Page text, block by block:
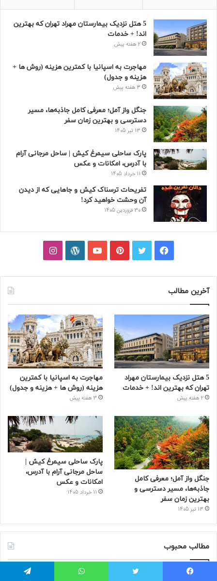
5 هتل نزدیک بیمارستان مهراد تهران که بهترین‌
اند! + خدمات
2 هفته پیش
مهاجرت به اسپانیا با کمترین هزینه (روش ها +
هزینه و جدول)
3 هفته پیش
جنگل واز آمل؛ معرفی کامل جاذبه‌ها، مسیر
دسترسی و بهترین زمان سفر
13 تیر 1405
پارک ساحلی سیمرغ کیش | ساحل مرجانی آرام
با آدرس، امکانات و عکس
11 خرداد 1405
تفریحات ترسناک کیش و جاهایی که از دیدن
آن وحشت خواهید کرد!
30 فروردین 1405
فیسبوکتوییترپینتریستیوتیوبوردپرساینستاگرام
آخرین مطالب
5 هتل نزدیک بیمارستان مهراد
تهران که بهترین‌ اند! + خدمات
2 هفته پیش
مهاجرت به اسپانیا با کمترین
هزینه (روش ها + هزینه و جدول)
3 هفته پیش
جنگل واز آمل؛ معرفی کامل
جاذبه‌ها، مسیر دسترسی و
بهترین زمان سفر
13 تیر 1405
پارک ساحلی سیمرغ کیش |
ساحل مرجانی آرام با آدرس،
امکانات و عکس
11 خرداد 1405
مطالب محبوب
مراکز خرید سعادت‌ آباد تهران